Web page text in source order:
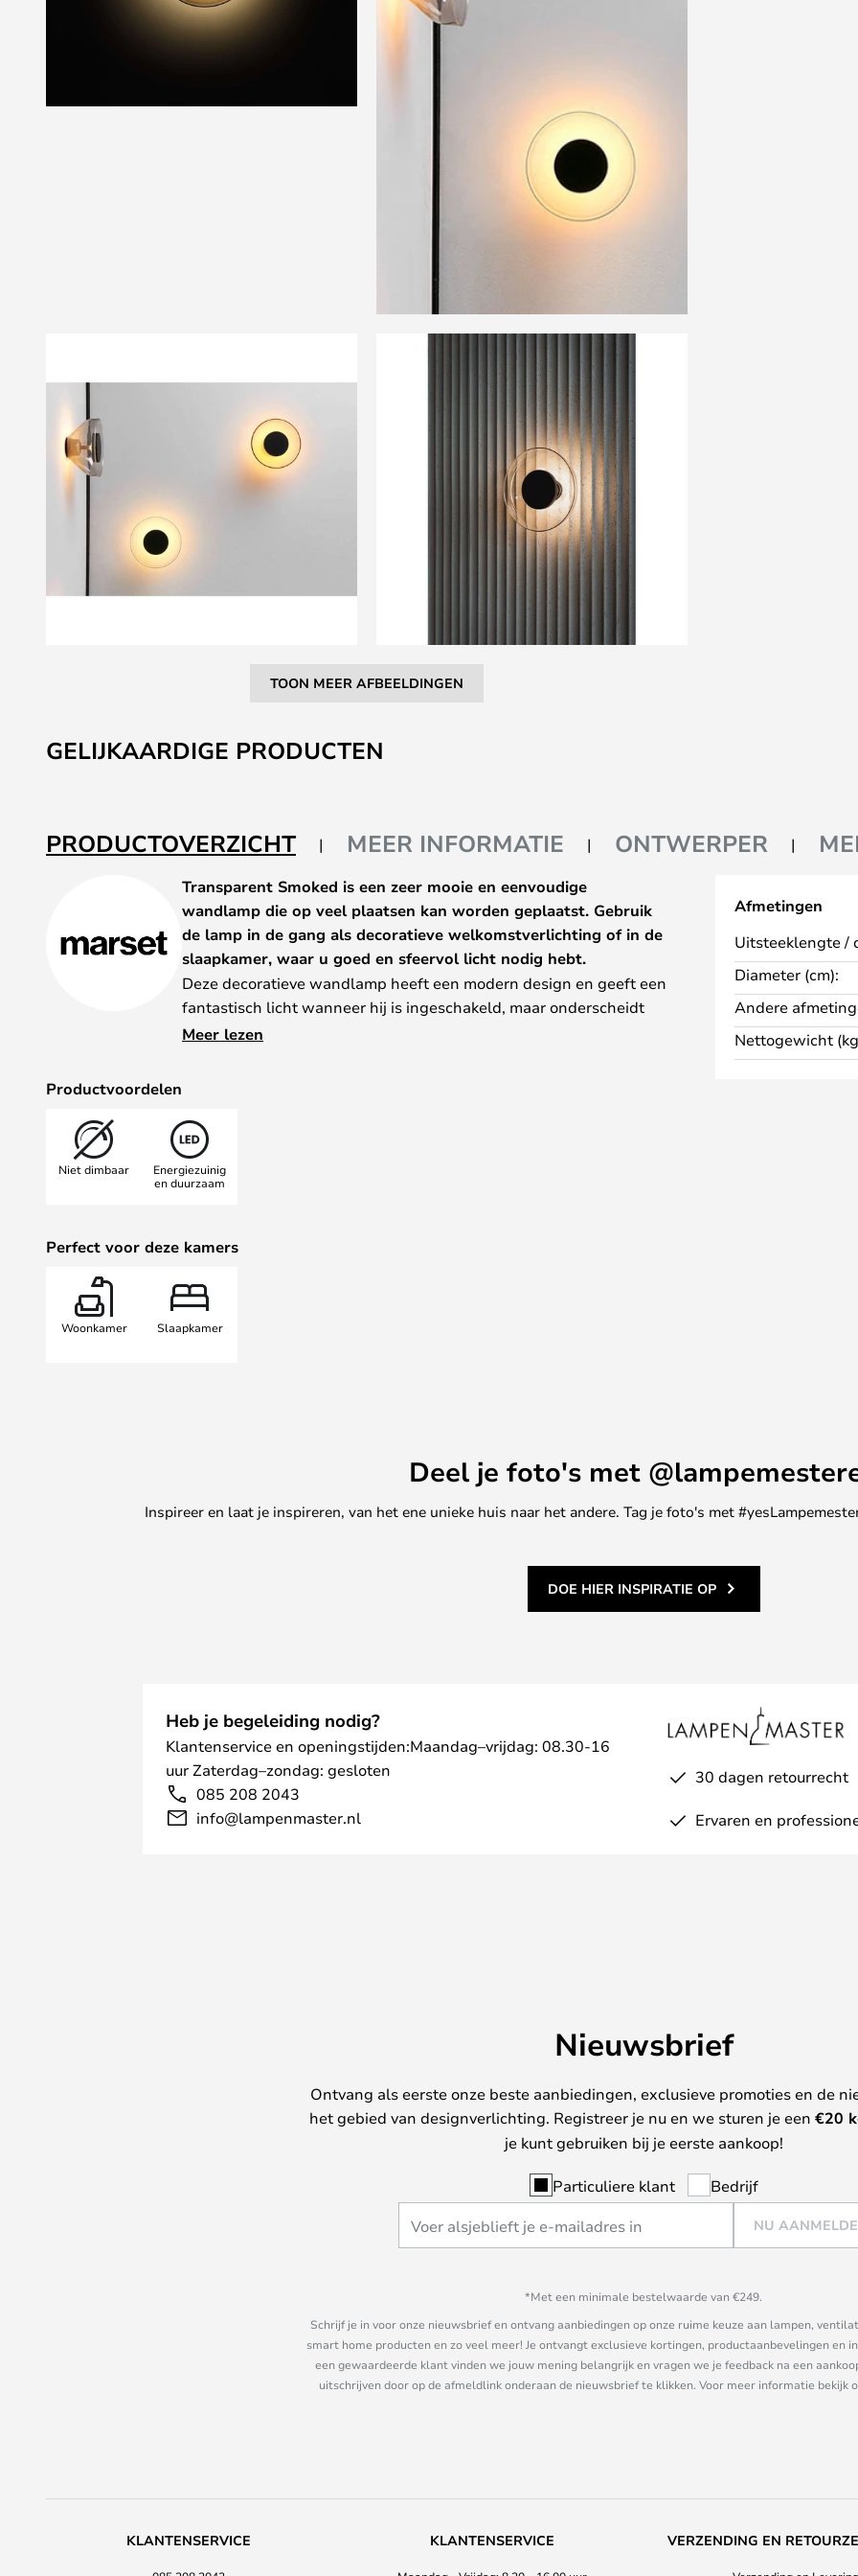
TOON MEER AFBEELDINGEN
naar
het
de
afbeeldingen-
GELIJKAARDIGE PRODUCTEN
PRODUCTOVERZICHT MEER INFORMATIE ONTWERPER
Transparent Smoked is een zeer mooie en eenvoudige
wandlamp die op veel plaatsen kan worden geplaatst. Gebruik
de lamp in de gang als decoratieve welkomstverlichting of in de
slaapkamer, waar u goed en sfeervol licht nodig hebt.
Deze decoratieve wandlamp heeft een modern design en geeft een
fantastisch licht wanneer hij is ingeschakeld, maar onderscheidt
zich mooi van de omgeving wanneer hij is uitgeschakeld.
Meer lezen
Productvoordelen
Niet dimbaar
Energiezuinig
en duurzaam
Perfect voor deze kamers
Woonkamer Slaapkamer
Afmetingen
Uitsteeklengte /
Diameter (cm):
Andere
Nettogewicht
Deel je foto's met
Inspireer en laat je inspireren, van het ene unieke huis naar het andere. Tag je foto's met
DOE HIER INSPIRATIE OP
Heb je begeleiding nodig?
Klantenservice en openingstijden:Maandag–vrijdag: 08.30-16
uur Zaterdag–zondag: gesloten
085 208 2043
info@lampenmaster.nl
30 dagen retourrecht
Ervaren en
Nieuwsbrief
Ontvang als eerste onze beste aanbiedingen, exclusieve promoties en de
het gebied van designverlichting. Registreer je nu en we sturen je een €20
je kunt gebruiken bij je eerste aankoop!
Particuliere klant Bedrijf
NU
*Met een minimale bestelwaarde van €249.
Schrijf je in voor onze nieuwsbrief en ontvang aanbiedingen op onze ruime keuze aan lampen,
smart home producten en zo veel meer! Je ontvangt exclusieve kortingen, productaanbevelingen en
een gewaardeerde klant vinden we jouw mening belangrijk en vragen we je feedback na een
uitschrijven door op de afmeldlink onderaan de nieuwsbrief te klikken. Voor meer informatie bekijk
KLANTENSERVICE KLANTENSERVICE VERZENDING EN